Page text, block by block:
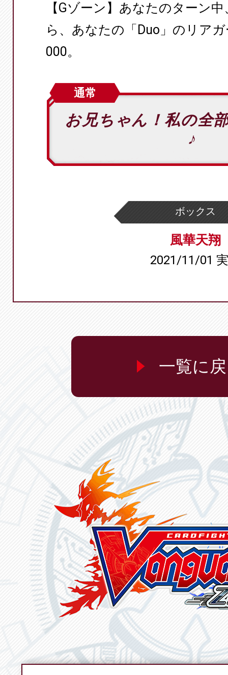
【Gゾーン】あなたのターン
ら、あなたの「Duo」のリア
000。
通常
お兄ちゃん！私の全
♪
ボックス
風華天翔
2021/11/01
一覧に